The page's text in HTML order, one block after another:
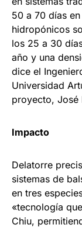
50 a 70 días
hidropónicos
los 25 a 30
año y una
dice el
Universidad
proyecto, José
Impacto
Delatorre
sistemas de
en tres
«tecnología
Chiu,